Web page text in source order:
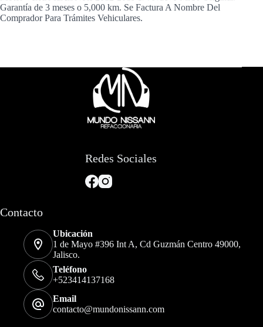
Garantía de 3 meses o 5,000 km. Se Factura A Nombre Del
Comprador Para Trámites Vehiculares.
Redes Sociales
Contacto
Ubicación
1 de Mayo #396 Int A, Cd Guzmán Centro 49000,
Jalisco.
Teléfono
+523414137168
Email
contacto@mundonissann.com